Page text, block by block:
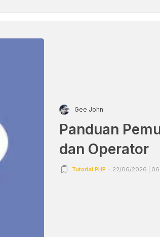
Gee John
Panduan
dan Operator
Tutorial PHP 22/06/2026 |